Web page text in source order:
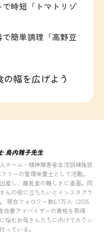
時短「トマトリゾ
簡単調理「高野豆
の幅を広げよう
鳥内雅子先生
ホーム・精神障害者生活訓練施設
リーの管理栄養士として活動。
産し、離乳食の難しさに直面。同
んの役に立ちたいとインスタグラ
現在フォロワー数6.7万人（2026
改善アドバイザーの資格を取得
悩むお母さんたちに向けてカウン
っている。